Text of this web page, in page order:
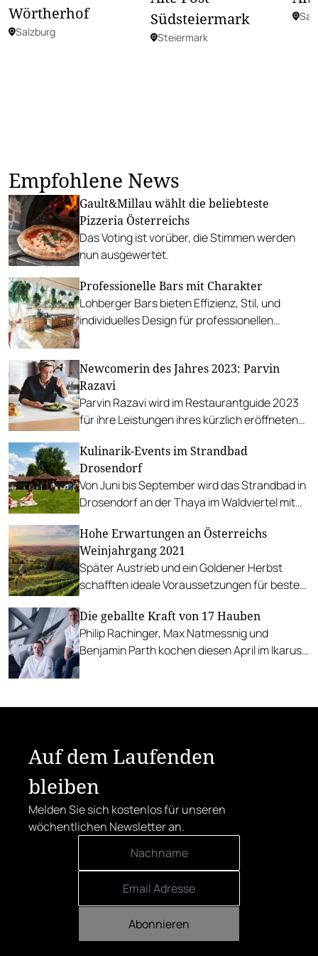
Wörtherhof
Salzburg
Südsteiermark
Steiermark
Empfohlene News
Gault&Millau wählt die beliebteste
Pizzeria Österreichs
Das Voting ist vorüber, die Stimmen werden
nun ausgewertet.
Professionelle Bars mit Charakter
Lohberger Bars bieten Effizienz, Stil, und
individuelles Design für professionellen
Newcomerin des Jahres 2023: Parvin
Razavi
Parvin Razavi wird im Restaurantguide 2023
für ihre Leistungen ihres kürzlich eröffneten
Jahres ausgezeichnet.
Kulinarik-Events im Strandbad
Drosendorf
Von Juni bis September wird das Strandbad in
Drosendorf an der Thaya im Waldviertel mit
Air-Kino, Thayabar, Menüs Gastköch*innen
und vieles mehr.
Hohe Erwartungen an Österreichs
Weinjahrgang 2021
Später Austrieb und ein Goldener Herbst
schafften ideale Voraussetzungen für beste
Die geballte Kraft von 17 Hauben
Philip Rachinger, Max Natmessnig und
Benjamin Parth kochen diesen April im Ikarus
Auf dem Laufenden
bleiben
Melden Sie sich kostenlos für unseren
wöchentlichen Newsletter an.
Abonnieren